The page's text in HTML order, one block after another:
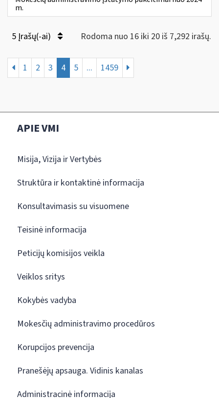
m.
5 Įrašų(-ai) Rodoma nuo 16 iki 20 iš 7,292 irašų.
1 2 3 4 5 ... 1459
APIE VMI
Misija, Vizija ir Vertybės
Struktūra ir kontaktinė informacija
Konsultavimasis su visuomene
Teisinė informacija
Peticijų komisijos veikla
Veiklos sritys
Kokybės vadyba
Mokesčių administravimo procedūros
Korupcijos prevencija
Pranešėjų apsauga. Vidinis kanalas
Administracinė informacija